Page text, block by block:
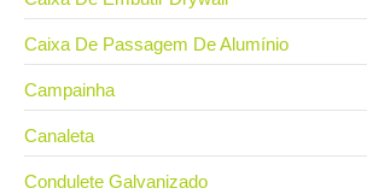
Caixa De Passagem De Alumínio
Campainha
Canaleta
Condulete Galvanizado